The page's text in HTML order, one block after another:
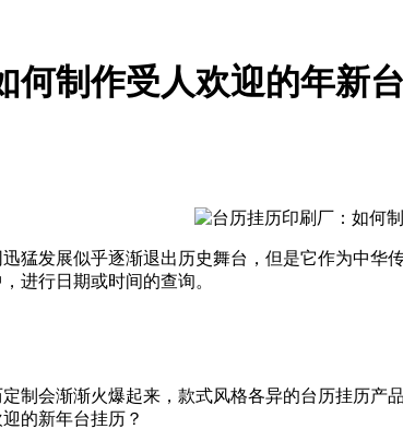
何制作受人欢迎的年新台
迅猛发展似乎逐渐退出历史舞台，但是它作为中
进行日期或时间的查询。
定制会渐渐火爆起来，款式风格各异的台历挂历
新年台挂历？